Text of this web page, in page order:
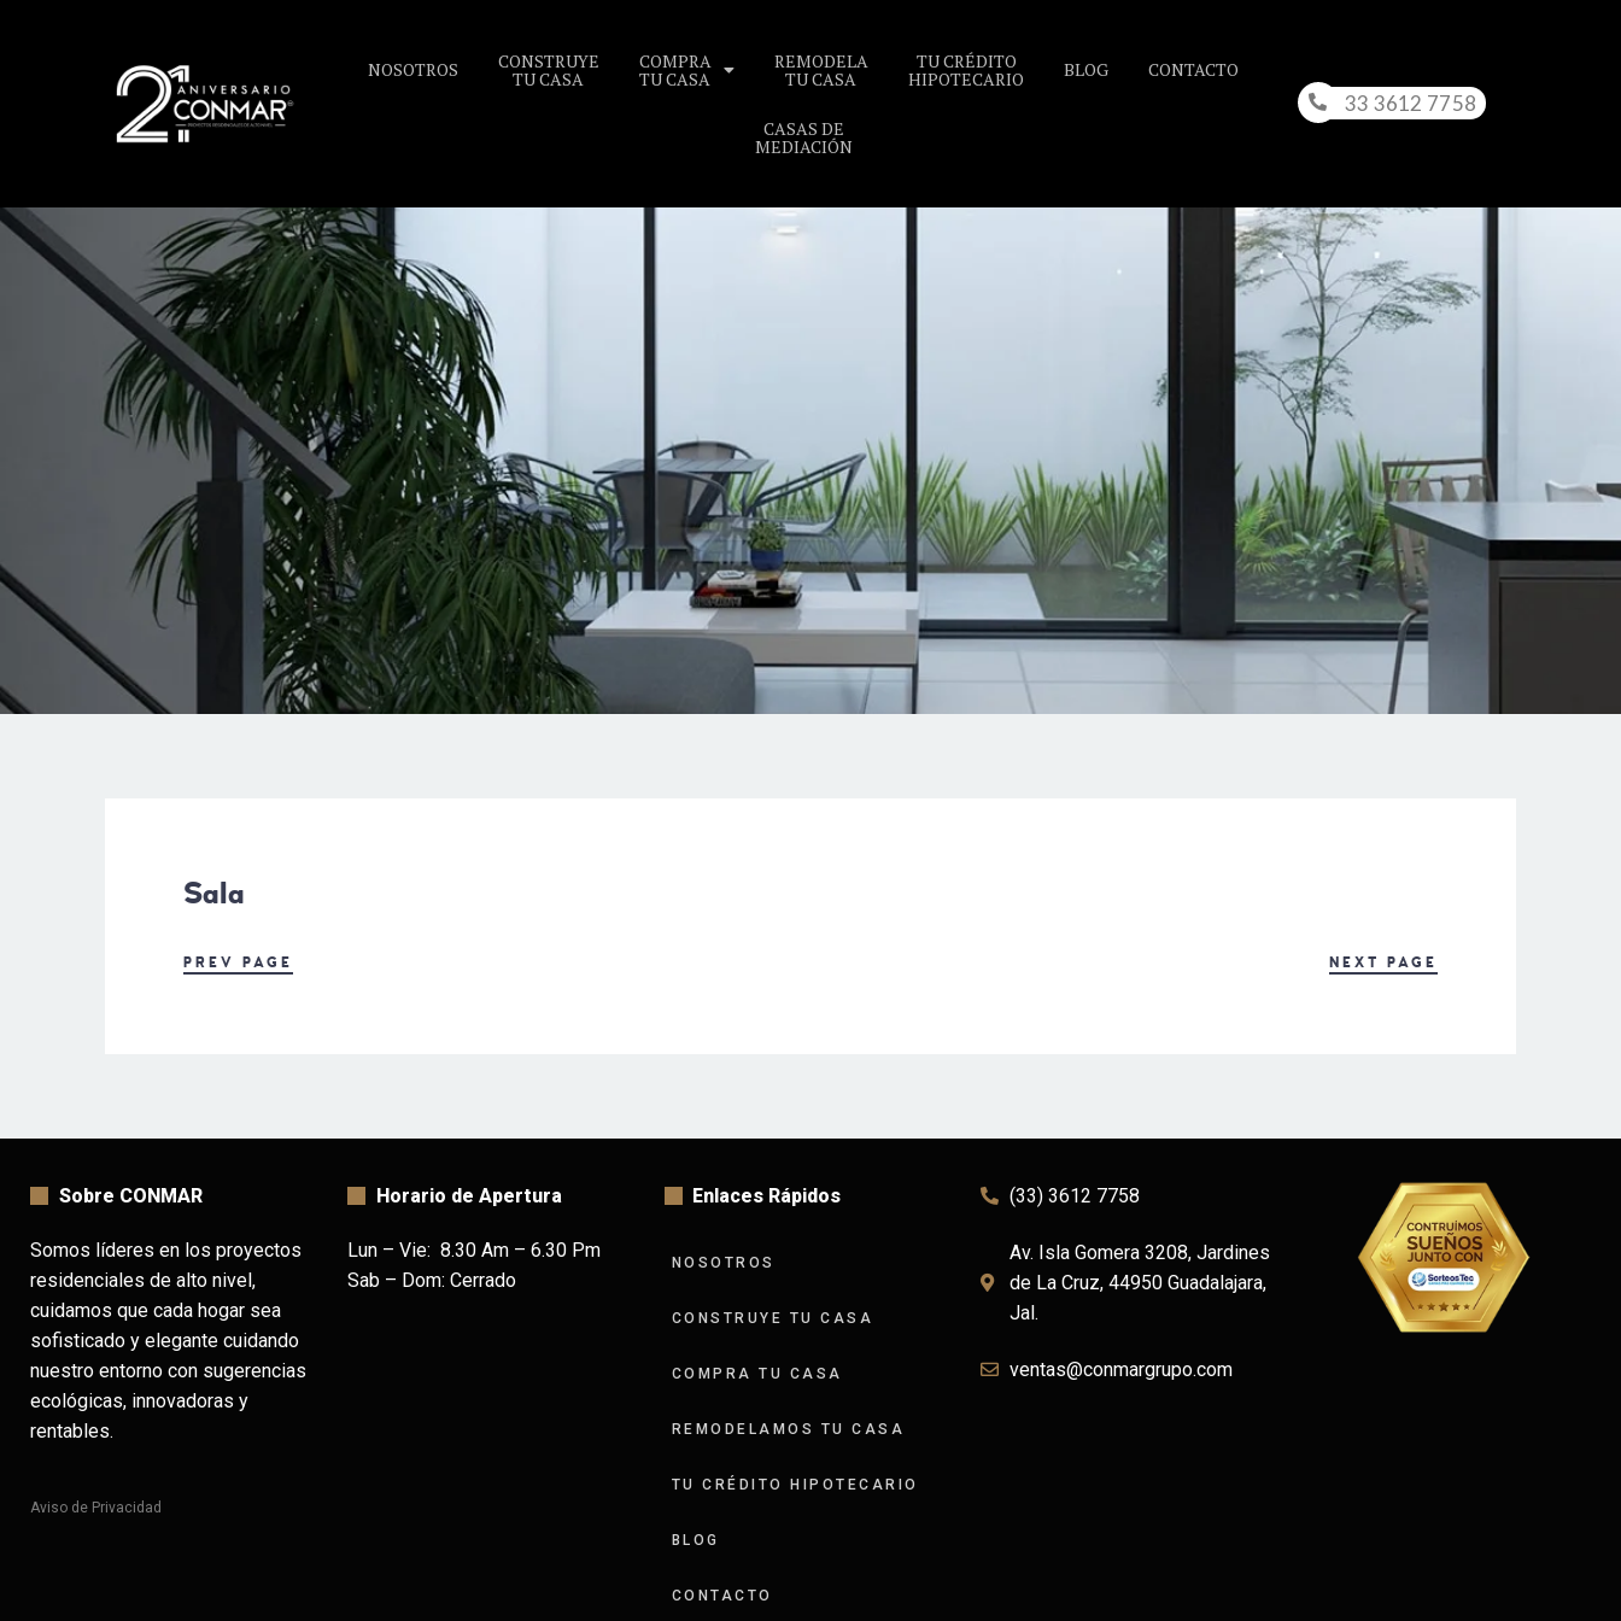
NOSOTROS CONSTRUYE
TU CASA
COMPRA
TU CASA
REMODELA
TU CASA
TU CRÉDITO
HIPOTECARIO BLOG CONTACTO
CASAS DE
MEDIACIÓN
33 3612 7758
Sala
PREV PAGE NEXT PAGE
Sobre CONMAR
Somos líderes en los proyectos
residenciales de alto nivel,
cuidamos que cada hogar sea
sofisticado y elegante cuidando
nuestro entorno con sugerencias
ecológicas, innovadoras y
rentables.
Aviso de Privacidad
Horario de Apertura
Lun – Vie: 8.30 Am – 6.30 Pm
Sab – Dom: Cerrado
Enlaces Rápidos
NOSOTROS
CONSTRUYE TU CASA
COMPRA TU CASA
REMODELAMOS TU CASA
TU CRÉDITO HIPOTECARIO
BLOG
CONTACTO
(33) 3612 7758
Av. Isla Gomera 3208, Jardines
de La Cruz, 44950 Guadalajara,
Jal.
ventas@conmargrupo.com